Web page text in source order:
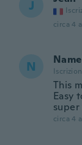
J
circa 4
N
This
Easy
circa 4